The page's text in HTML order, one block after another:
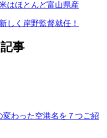
はほとんど富山県産
しく岸野監督就任！
事
わった空港名を７つご紹